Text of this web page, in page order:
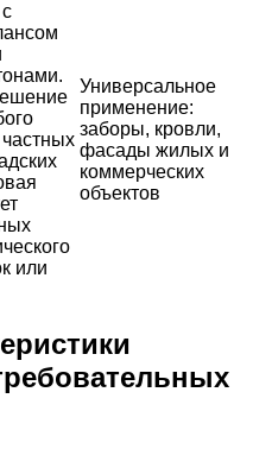
или
Универсальное
применение:
заборы, кровли,
фасады жилых и
коммерческих
объектов